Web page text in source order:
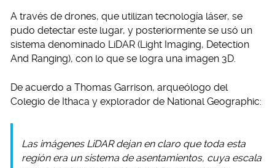
A través de drones, que utilizan tecnología láser, se
pudo detectar este lugar, y posteriormente se usó un
sistema denominado LiDAR (Light Imaging, Detection
And Ranging), con lo que se logra una imagen 3D.
De acuerdo a Thomas Garrison, arqueólogo del
Colegio de Ithaca y explorador de National Geographic:
Las imágenes LiDAR dejan en claro que toda esta
región era un sistema de asentamientos, cuya escala